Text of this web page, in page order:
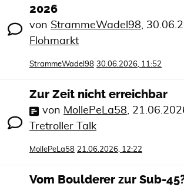
2026
von StrammeWadel98,
Flohmarkt
StrammeWadel98 30.06.2026, 11:52
Zur Zeit nicht erreichbar
von MollePeLa58,
Tretroller Talk
MollePeLa58 21.06.2026, 12:22
Vom Boulderer zur Sub-